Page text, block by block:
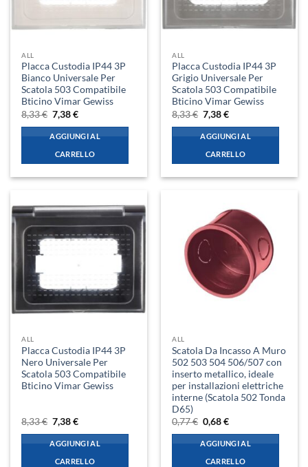
ALL
Placca Custodia IP44 3P
Bianco Universale Per
Scatola 503 Compatibile
Bticino Vimar Gewiss
8,33€ Il
prezzo
originale
era:
8,33 €.
7,38€Il
attuale
è:
7,38 €.
AGGIUNGI AL
CARRELLO
ALL
Placca Custodia IP44 3P
Grigio Universale Per
Scatola 503 Compatibile
Bticino Vimar Gewiss
8,33€ Il
prezzo
originale
era:
8,33 €.
7,38€Il
attuale
è:
7,38 €.
AGGIUNGI AL
CARRELLO
ALL
Placca Custodia IP44 3P
Nero Universale Per
Scatola 503 Compatibile
Bticino Vimar Gewiss
8,33€ Il
prezzo
originale
era:
8,33 €.
7,38€Il
attuale
è:
7,38 €.
AGGIUNGI AL
CARRELLO
ALL
Scatola Da Incasso A Muro
502 503 504 506/507 con
inserto metallico, ideale
per installazioni elettriche
interne (Scatola 502 Tonda
D65)
0,77€ Il
prezzo
originale
era:
0,77 €.
0,68€Il
attuale
è:
0,68 €.
AGGIUNGI AL
CARRELLO